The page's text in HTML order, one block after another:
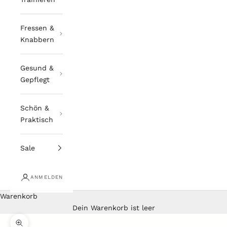
Fressen &
Knabbern
Gesund &
Gepflegt
Schön &
Praktisch
Sale
ANMELDEN
Warenkorb
Dein Warenkorb ist leer